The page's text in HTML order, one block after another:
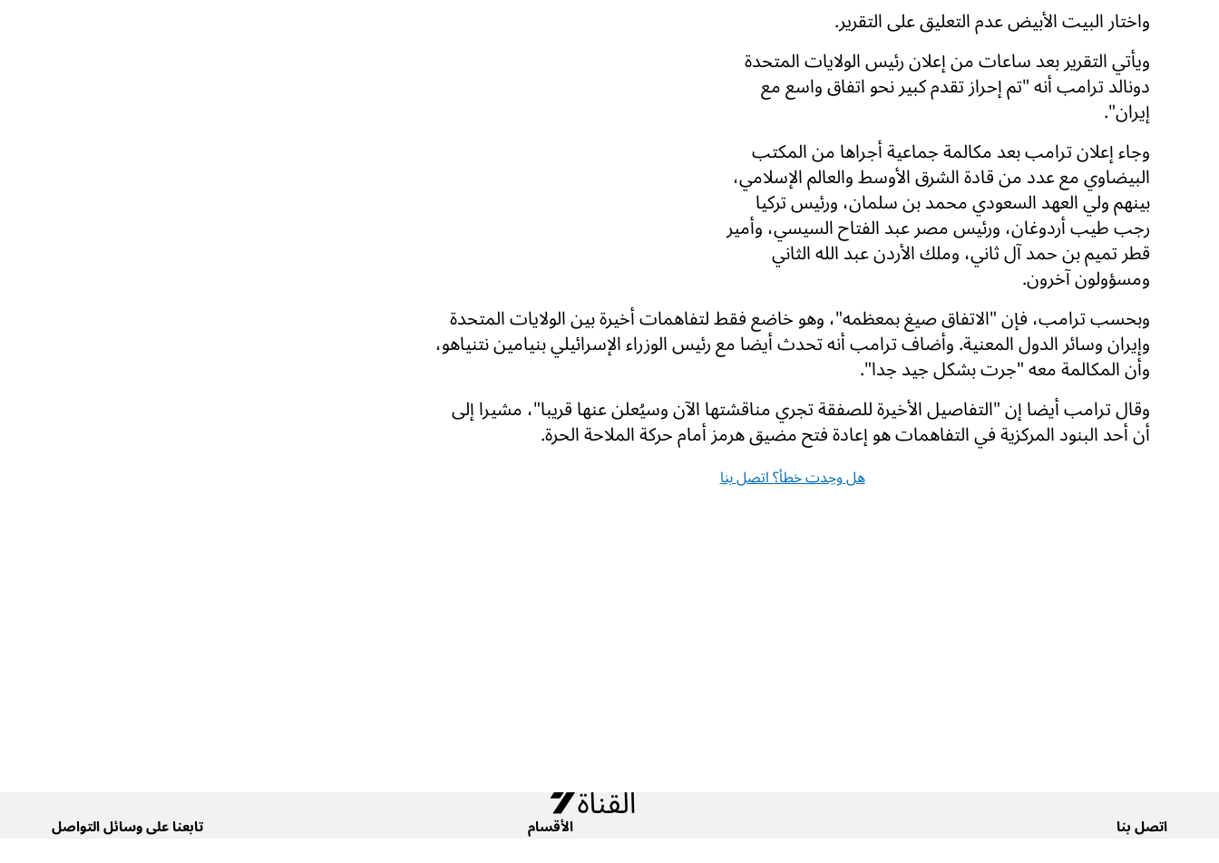
واختار البيت الأبيض عدم التعليق على التقرير.
ويأتي التقرير بعد ساعات من إعلان رئيس الولايات المتحدة
دونالد ترامب أنه "تم إحراز تقدم كبير نحو اتفاق واسع مع
إيران".
وجاء إعلان ترامب بعد مكالمة جماعية أجراها من المكتب
البيضاوي مع عدد من قادة الشرق الأوسط والعالم الإسلامي،
بينهم ولي العهد السعودي محمد بن سلمان، ورئيس تركيا
رجب طيب أردوغان، ورئيس مصر عبد الفتاح السيسي، وأمير
قطر تميم بن حمد آل ثاني، وملك الأردن عبد الله الثاني
ومسؤولون آخرون.
وبحسب ترامب، فإن "الاتفاق صيغ بمعظمه"، وهو خاضع فقط لتفاهمات أخيرة بين الولايات المتحدة
وإيران وسائر الدول المعنية. وأضاف ترامب أنه تحدث أيضا مع رئيس الوزراء الإسرائيلي بنيامين نتنياهو،
وأن المكالمة معه "جرت بشكل جيد جدا".
وقال ترامب أيضا إن "التفاصيل الأخيرة للصفقة تجري مناقشتها الآن وسيُعلن عنها قريبا"، مشيرا إلى
أن أحد البنود المركزية في التفاهمات هو إعادة فتح مضيق هرمز أمام حركة الملاحة الحرة.
هل وجدت خطأ؟ اتصل بنا
اتصل بنا
الأقسام
تابعنا على وسائل التواصل